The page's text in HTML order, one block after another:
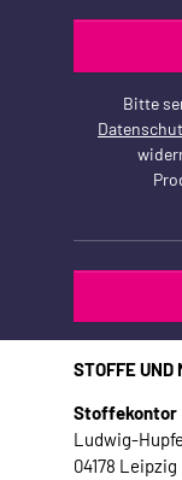
Bitte
STOFFE UND
Stoffekontor
Ludwig-
04178 Leipzig